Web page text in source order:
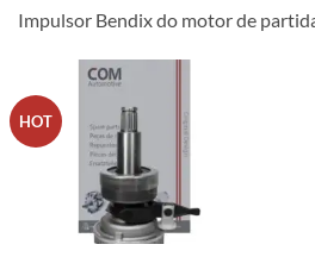
Impulsor Bendix do motor de
HOT